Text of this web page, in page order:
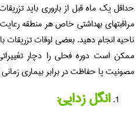
حداقل یک ماه قبل از باروری باید
مراقبتهای بهداشتی خاص هر منطقه
ناحیه انجام دهید. بعضی اوقات
ممکن است دوره فحلی را دچار
مصونیت یا حفاظت در برابر بیماری
انگل زدایی: